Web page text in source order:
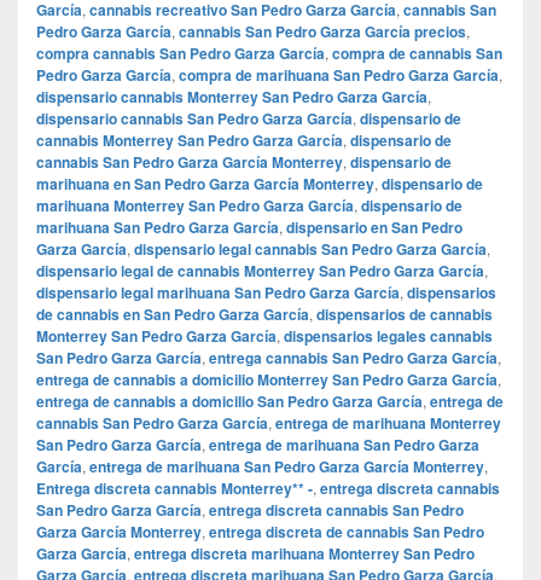
García, cannabis recreativo San Pedro Garza García, cannabis San
Pedro Garza García, cannabis San Pedro Garza García precios,
compra cannabis San Pedro Garza García, compra de cannabis San
Pedro Garza García, compra de marihuana San Pedro Garza García,
dispensario cannabis Monterrey San Pedro Garza García,
dispensario cannabis San Pedro Garza García, dispensario de
cannabis Monterrey San Pedro Garza García, dispensario de
cannabis San Pedro Garza García Monterrey, dispensario de
marihuana en San Pedro Garza García Monterrey, dispensario de
marihuana Monterrey San Pedro Garza García, dispensario de
marihuana San Pedro Garza García, dispensario en San Pedro
Garza García, dispensario legal cannabis San Pedro Garza García,
dispensario legal de cannabis Monterrey San Pedro Garza García,
dispensario legal marihuana San Pedro Garza García, dispensarios
de cannabis en San Pedro Garza García, dispensarios de cannabis
Monterrey San Pedro Garza García, dispensarios legales cannabis
San Pedro Garza García, entrega cannabis San Pedro Garza García,
entrega de cannabis a domicilio Monterrey San Pedro Garza García,
entrega de cannabis a domicilio San Pedro Garza García, entrega de
cannabis San Pedro Garza García, entrega de marihuana Monterrey
San Pedro Garza García, entrega de marihuana San Pedro Garza
García, entrega de marihuana San Pedro Garza García Monterrey,
Entrega discreta cannabis Monterrey** -, entrega discreta cannabis
San Pedro Garza García, entrega discreta cannabis San Pedro
Garza García Monterrey, entrega discreta de cannabis San Pedro
Garza García, entrega discreta marihuana Monterrey San Pedro
Garza García, entrega discreta marihuana San Pedro Garza García,